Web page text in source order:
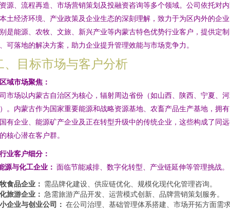
源、流程再造、市场营销策划及投融资咨询等多个领域。公司依托对
土经济环境、产业政策及企业生态的深刻理解，致力于为区内外的企
是能源、农牧、文旅、新兴产业等内蒙古特色优势行业客户，提供定制
可落地的解决方案，助力企业提升管理效能与市场竞争力。
、目标市场与客户分析
域市场聚焦：
市场以内蒙古自治区为核心，辐射周边省份（如山西、陕西、宁夏、
。内蒙古作为国家重要能源和战略资源基地、农畜产品生产基地，拥
有企业、能源矿产企业及正在转型升级中的传统企业，这些构成了同
核心潜在客户群。
业客户细分：
源与化工企业： 面临节能减排、数字化转型、产业链延伸等管理挑战。
食品企业： 需品牌化建设、供应链优化、规模化现代化管理咨询。
旅游企业： 急需旅游产品开发、运营模式创新、品牌营销策划服务。
企业与创业公司： 在公司治理、基础管理体系搭建、市场开拓方面需